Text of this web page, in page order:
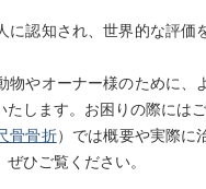
に認知され、世界的な評価
物やオーナー様のために、
たします。お困りの際には
骨骨折）では概要や実際に
ひご覧ください。